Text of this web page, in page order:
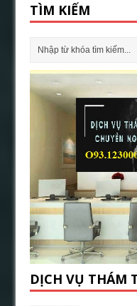
TÌM KIẾM
DỊCH VỤ THÁM